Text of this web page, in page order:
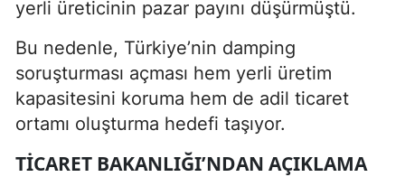
yerli üreticinin pazar payını düşürmüştü.
Bu nedenle, Türkiye’nin damping
soruşturması açması hem yerli üretim
kapasitesini koruma hem de adil ticaret
ortamı oluşturma hedefi taşıyor.
TICARET BAKANLIĞI’NDAN AÇIKLAMA